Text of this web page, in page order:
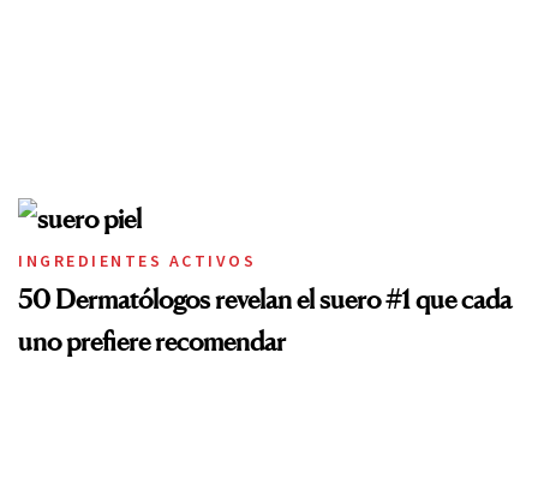
INGREDIENTES ACTIVOS
50 Dermatólogos revelan el suero #1 que cada
uno prefiere recomendar